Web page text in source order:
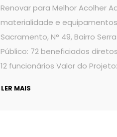
Renovar para Melhor Acolher
materialidade e
Sacramento, N° 49, Bairro
Público: 72 beneficiados
12 funcionários Valor do
LER MAIS